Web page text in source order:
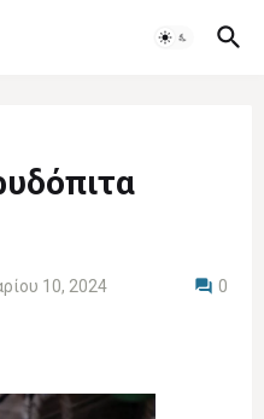
10, 2024 0